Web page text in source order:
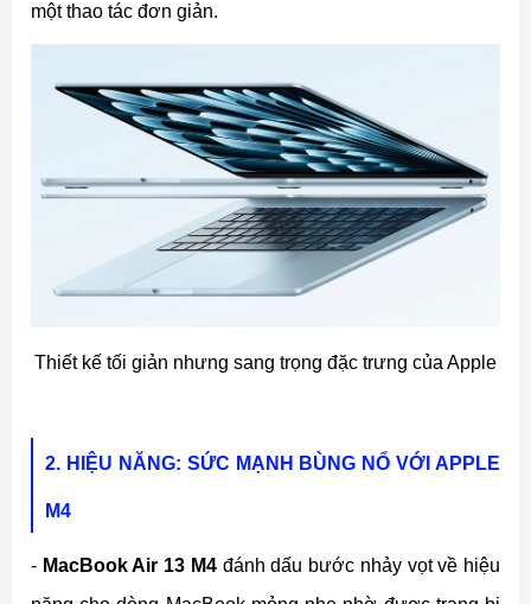
một thao tác đơn giản.
Thiết kế tối giản nhưng sang trọng đặc trưng của Apple
2. HIỆU NĂNG: SỨC MẠNH BÙNG NỔ VỚI APPLE
M4
- MacBook Air 13 M4đánh dấu bước nhảy vọt về hiệu